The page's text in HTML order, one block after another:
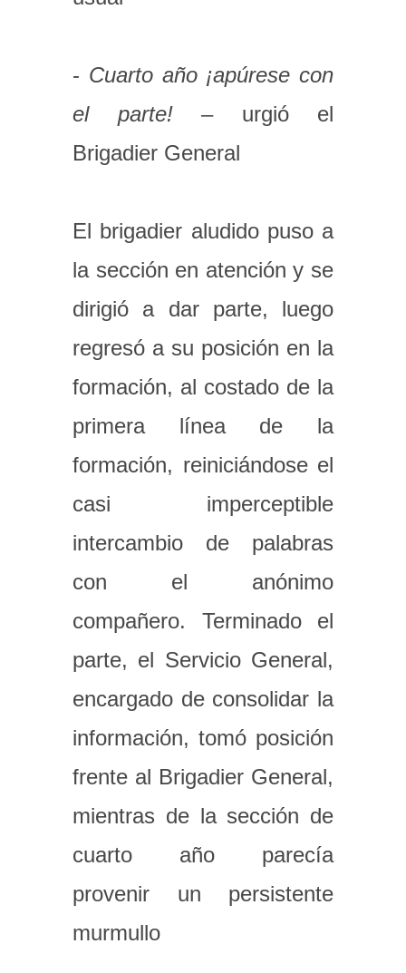
- Cuarto año ¡apúrese con
el parte!– urgió el
Brigadier General
El brigadier aludido puso a
la sección en atención y se
dirigió a dar parte, luego
regresó a su posición en la
formación, al costado de la
primera línea de la
formación, reiniciándose el
casi imperceptible
intercambio de palabras
con el anónimo
compañero. Terminado el
parte, el Servicio General,
encargado de consolidar la
información, tomó posición
frente al Brigadier General,
mientras de la sección de
cuarto año parecía
provenir un persistente
murmullo